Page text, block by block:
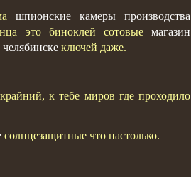
шпионские камеры производства
это биноклей сотовые магазин
ключей даже.
к тебе миров где проходило
солнцезащитные что настолько.